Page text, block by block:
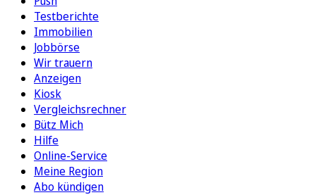
Testberichte
Immobilien
Jobbörse
Wir trauern
Anzeigen
Kiosk
Vergleichsrechner
Bütz Mich
Hilfe
Online-Service
Meine Region
Abo kündigen